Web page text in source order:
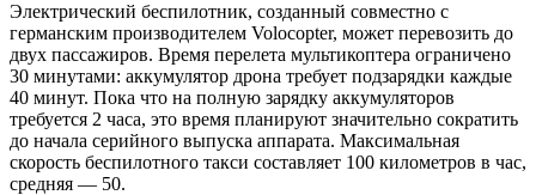
Электрический беспилотник, созданный совместно с
германским производителем Volocopter, может перевозить до
двух пассажиров. Время перелета мультикоптера ограничено
30 минутами: аккумулятор дрона требует подзарядки каждые
40 минут. Пока что на полную зарядку аккумуляторов
требуется 2 часа, это время планируют значительно сократить
до начала серийного выпуска аппарата. Максимальная
скорость беспилотного такси составляет 100 километров в час,
средняя — 50.